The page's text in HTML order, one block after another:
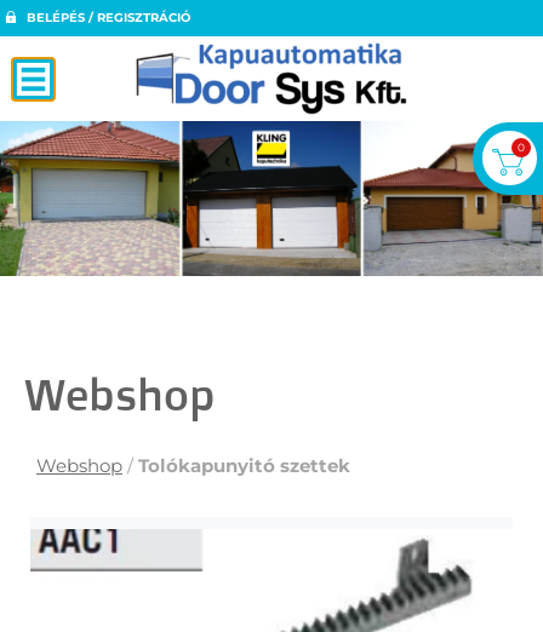
BELÉPÉS / REGISZTRÁCIÓ
0
Webshop
Webshop /Tolókapunyitó szettek
Life AAC 1 fogasléc tolókapukhoz. M4 25*20*1000
méretű, nylon borítású, fém magvas fogasléc.